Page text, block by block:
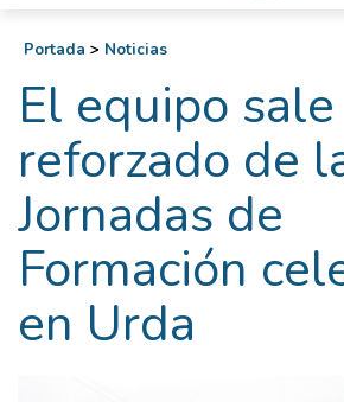
Portada > Noticias
El equipo sale
reforzado de
Jornadas de
Formación
en Urda